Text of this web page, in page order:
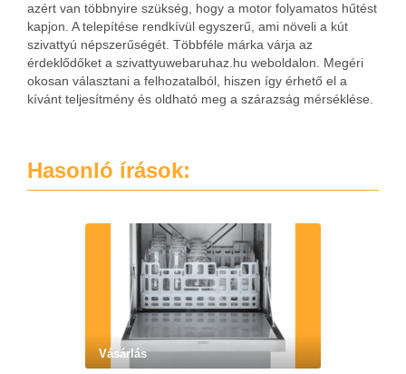
azért van többnyire szükség, hogy a motor folyamatos hűtést
kapjon. A telepítése rendkívül egyszerű, ami növeli a kút
szivattyú népszerűségét. Többféle márka várja az
érdeklődőket a szivattyuwebaruhaz.hu weboldalon. Megéri
okosan választani a felhozatalból, hiszen így érhető el a
kívánt teljesítmény és oldható meg a szárazság mérséklése.
Hasonló írások:
Vásárlás